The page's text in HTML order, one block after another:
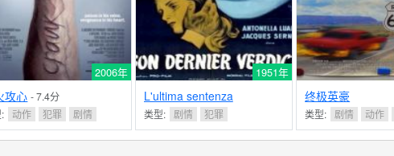
2006年
攻心 - 7.4分
动作 犯罪 剧情
1951年
L'ultima sentenza
类型: 剧情 犯罪
终极英豪
类型: 剧情 动作